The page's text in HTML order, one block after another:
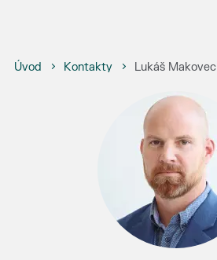
Úvod Kontakty Lukáš Makovec